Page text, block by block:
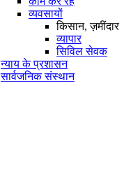
व्यवसायों
किसान, ज़मींदार
व्यापार
सिविल सेवक
न्याय के प्रशासन
सार्वजनिक संस्थान